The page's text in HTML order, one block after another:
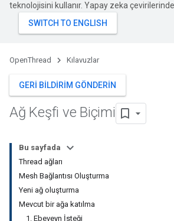
teknolojisini kullanır. Yapay zeka
OpenThread Kılavuzlar
GERI BILDIRIM GÖNDERIN
Ağ Keşfi ve Biçimi
Bu sayfada
Thread ağları
Mesh Bağlantısı Oluşturma
Yeni ağ oluşturma
Mevcut bir ağa katılma
1. Ebeveyn İsteği